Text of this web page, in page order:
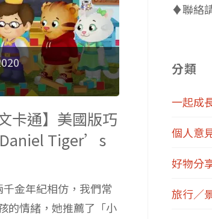
卡通】美國版巧
Tiger’s
金年紀相仿，我們常
的情緒，她推薦了「小
♦️聯絡
分類
一起成
個人意
好物分
旅行／